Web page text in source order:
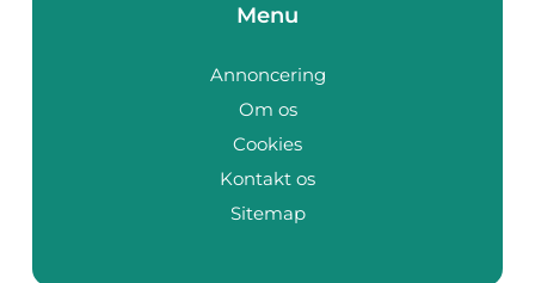
Menu
Annoncering
Om os
Cookies
Kontakt os
Sitemap